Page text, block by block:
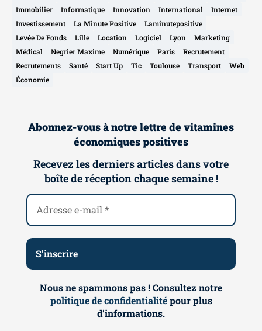
Immobilier
Informatique Innovation International
Internet
Investissement
La Minute Positive
Laminutepositive
Levée De Fonds
Lille Location Logiciel Lyon
Marketing
Médical
Negrier Maxime Numérique Paris
Recrutement
Recrutements
Santé Start Up Tic Toulouse Transport
Web
Économie
Abonnez-vous à notre lettre de vitamines
économiques positives
Recevez les derniers articles dans votre
boîte de réception chaque semaine !
Nous ne spammons pas ! Consultez notre
politique de confidentialitépour plus
d’informations.